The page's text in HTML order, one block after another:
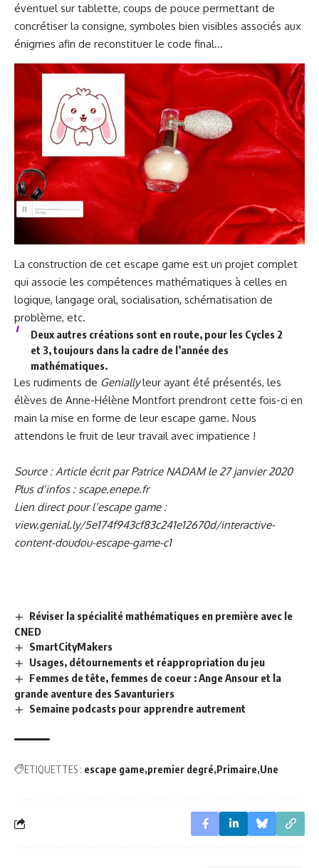
éventuel sur tablette, coups de pouce permettant de
concrétiser la consigne, symboles bien visibles associés aux
énigmes afin de reconstituer le code final…
La construction de cet escape game est un projet complet
qui associe les compétences mathématiques à celles en
logique, langage oral, socialisation, schématisation de
problème, etc.
Deux autres créations sont en route, pour les Cycles 2
et 3, toujours dans la cadre de l’année des
mathématiques.
Les rudiments de Geniallyleur ayant été présentés, les
élèves de Anne-Hélène Montfort prendront cette fois-ci en
main la mise en forme de leur escape game. Nous
attendons le fruit de leur travail avec impatience !
Source : Article écrit par Patrice NADAM le 27 janvier 2020
Plus d’infos : scape.enepe.fr
Lien direct pour l’escape game :
view.genial.ly/5e174f943cf83c241e12670d/interactive-
content-doudou-escape-game-c1
Réviser la spécialité mathématiques en première avec le
CNED
SmartCityMakers
Usages, détournements et réappropriation du jeu
Femmes de tête, femmes de coeur : Ange Ansour et la
grande aventure des Savanturiers
Semaine podcasts pour apprendre autrement
ETIQUETTES : escape game premier degré Primaire Une